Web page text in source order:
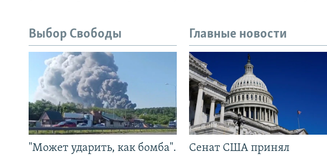
Выбор Свободы
"Может ударить, как бомба".
Главные новости
Сенат США принял